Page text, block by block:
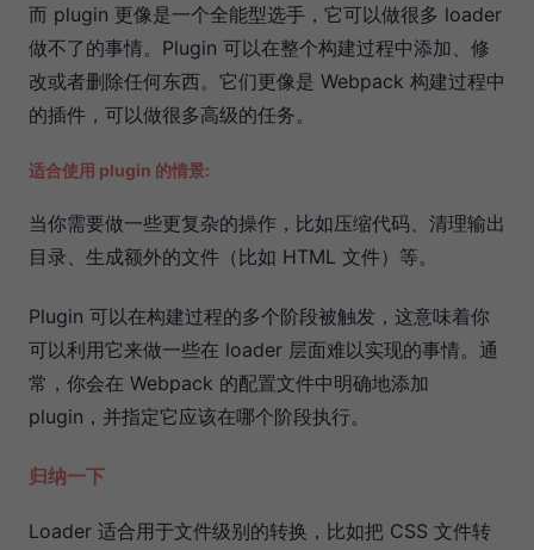
而 plugin 更像是一个全能型选手，它可以做很多 loader
做不了的事情。Plugin 可以在整个构建过程中添加、修
改或者删除任何东西。它们更像是 Webpack 构建过程中
的插件，可以做很多高级的任务。
适合使用 plugin 的情景:
当你需要做一些更复杂的操作，比如压缩代码、清理输出
目录、生成额外的文件（比如 HTML 文件）等。
Plugin 可以在构建过程的多个阶段被触发，这意味着你
可以利用它来做一些在 loader 层面难以实现的事情。通
常，你会在 Webpack 的配置文件中明确地添加
plugin，并指定它应该在哪个阶段执行。
归纳一下
Loader 适合用于文件级别的转换，比如把 CSS 文件转